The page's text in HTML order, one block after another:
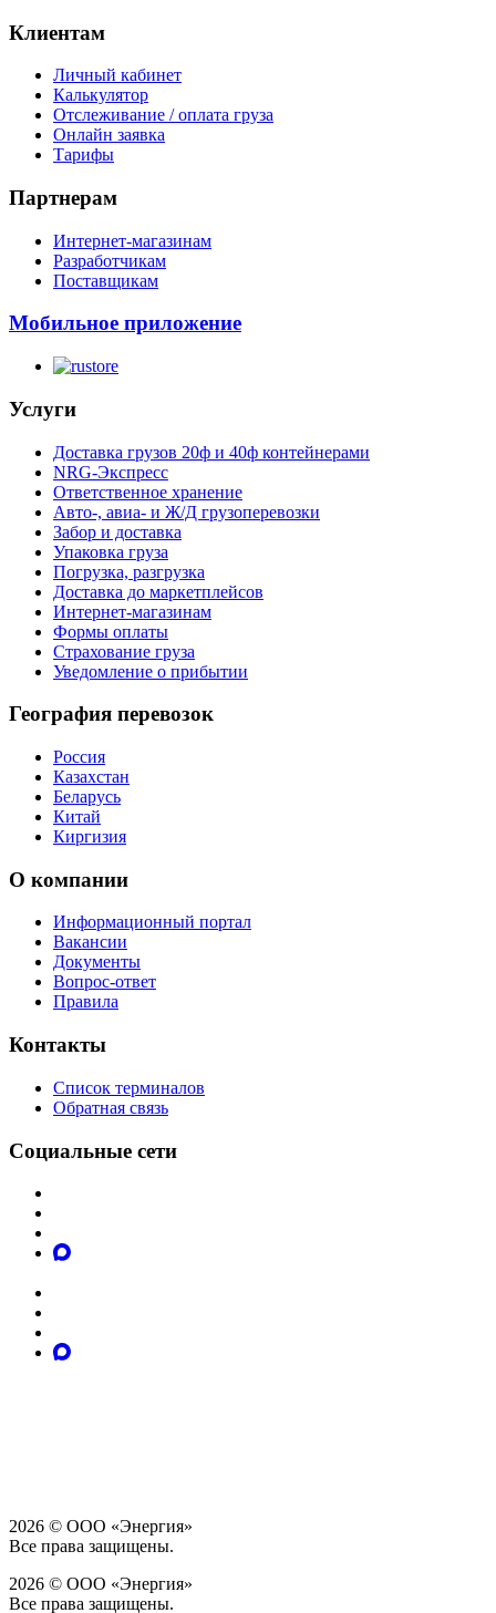
Клиентам
Личный кабинет
Калькулятор
Отслеживание / оплата груза
Онлайн заявка
Тарифы
Партнерам
Интернет-магазинам
Разработчикам
Поставщикам
Мобильное приложение
Услуги
Доставка грузов 20ф и 40ф контейнерами
NRG-Экспресс
Ответственное хранение
Авто-, авиа- и Ж/Д грузоперевозки
Забор и доставка
Упаковка груза
Погрузка, разгрузка
Доставка до маркетплейсов
Интернет-магазинам
Формы оплаты
Страхование груза
Уведомление о прибытии
География перевозок
Россия
Казахстан
Беларусь
Китай
Киргизия
О компании
Информационный портал
Вакансии
Документы
Вопрос-ответ
Правила
Контакты
Список терминалов
Обратная связь
Социальные сети
2026 © ООО «Энергия»
Все права защищены.
2026 © ООО «Энергия»
Все права защищены.